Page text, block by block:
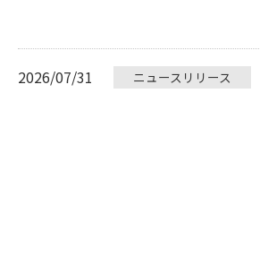
2026/07/31 ニュースリリース